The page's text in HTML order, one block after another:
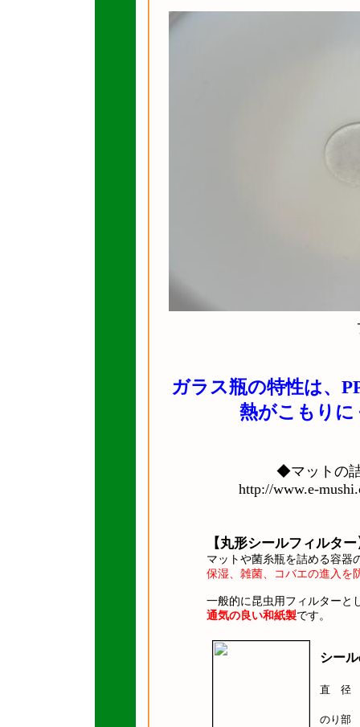
ガラス瓶の特性は、
熱がこもりに
◆マットの
http://www.e-
【丸形シールフィルター
マットや菌糸瓶を詰める容器
保湿、雑菌、コバエの進入を
一般的に昆虫用フィルターと
通気の良い和紙製です。
シー
直 径
のり部